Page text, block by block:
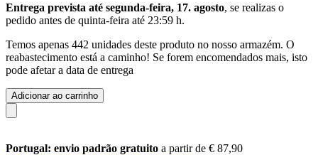
Entrega prevista até segunda-feira, 17. agosto, se realizas o
pedido antes de quinta-feira até 23:59 h.
Temos apenas 442 unidades deste produto no nosso armazém. O
reabastecimento está a caminho! Se forem encomendados mais, isto
pode afetar a data de entrega
Adicionar ao carrinho
Portugal: envio padrão gratuito a partir de € 87,90